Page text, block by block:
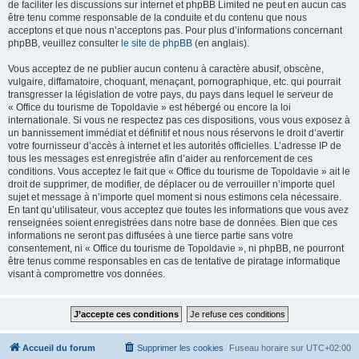
de faciliter les discussions sur internet et phpBB Limited ne peut en aucun cas
être tenu comme responsable de la conduite et du contenu que nous
acceptons et que nous n’acceptons pas. Pour plus d’informations concernant
phpBB, veuillez consulter le site de phpBB (en anglais).
Vous acceptez de ne publier aucun contenu à caractère abusif, obscène,
vulgaire, diffamatoire, choquant, menaçant, pornographique, etc. qui pourrait
transgresser la législation de votre pays, du pays dans lequel le serveur de
« Office du tourisme de Topoldavie » est hébergé ou encore la loi
internationale. Si vous ne respectez pas ces dispositions, vous vous exposez à
un bannissement immédiat et définitif et nous nous réservons le droit d’avertir
votre fournisseur d’accès à internet et les autorités officielles. L’adresse IP de
tous les messages est enregistrée afin d’aider au renforcement de ces
conditions. Vous acceptez le fait que « Office du tourisme de Topoldavie » ait le
droit de supprimer, de modifier, de déplacer ou de verrouiller n’importe quel
sujet et message à n’importe quel moment si nous estimons cela nécessaire.
En tant qu’utilisateur, vous acceptez que toutes les informations que vous avez
renseignées soient enregistrées dans notre base de données. Bien que ces
informations ne seront pas diffusées à une tierce partie sans votre
consentement, ni « Office du tourisme de Topoldavie », ni phpBB, ne pourront
être tenus comme responsables en cas de tentative de piratage informatique
visant à compromettre vos données.
Accueil du forum Fuseau horaire sur UTC+02:00
Supprimer les cookies